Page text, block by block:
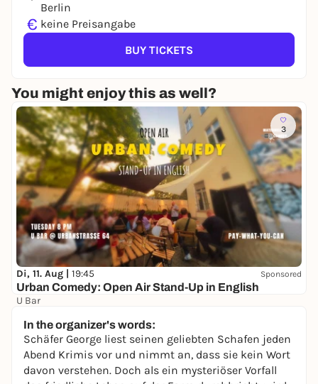
Berlin
€ keine Preisangabe
BUY TICKETS
You might enjoy this as well?
3
Di, 11. Aug | 19:45 Sponsored
Urban Comedy: Open Air Stand-Up in English
U Bar
In the organizer's words:
Schäfer George liest seinen geliebten Schafen jeden
Abend Krimis vor und nimmt an, dass sie kein Wort
davon verstehen. Doch als ein mysteriöser Vorfall